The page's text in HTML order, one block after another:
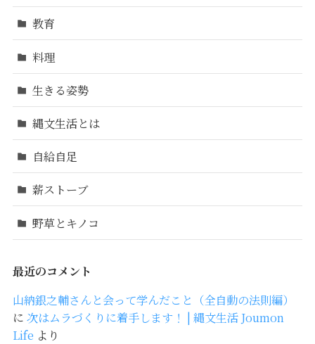
教育
料理
生きる姿勢
縄文生活とは
自給自足
薪ストーブ
野草とキノコ
最近のコメント
山納銀之輔さんと会って学んだこと（全自動の法則編）
に 次はムラづくりに着手します！ | 縄文生活 Joumon
Life より